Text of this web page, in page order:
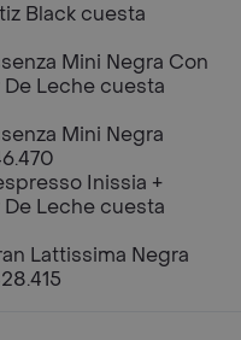
Black cuesta
Mini Negra Con
Leche cuesta
Mini Negra
Inissia +
Leche cuesta
Lattissima Negra